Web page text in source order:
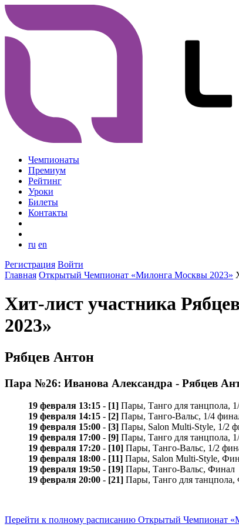
Чемпионаты
Премиум
Рейтинг
Уроки
Билеты
Контакты
ru en
Регистрация Войти
Главная Открытый Чемпионат «Милонга Москвы 2023»
Хит-лист участника
2023»
Рябцев Антон
Пара №26: Иванова Александра - Рябцев
19 февраля 13:15 - [1] Пары, Танго для танцпола,
19 февраля 14:15 - [2] Пары, Танго-Вальс, 1/4
19 февраля 15:00 - [3] Пары, Salon Multi-Style, 1/2
19 февраля 17:00 - [9] Пары, Танго для танцпола,
19 февраля 17:20 - [10] Пары, Танго-Вальс, 1/2
19 февраля 18:00 - [11] Пары, Salon Multi-Style,
19 февраля 19:50 - [19] Пары, Танго-Вальс, Финал
19 февраля 20:00 - [21] Пары, Танго для
Перейти к полному расписанию Открытый Чемпионат